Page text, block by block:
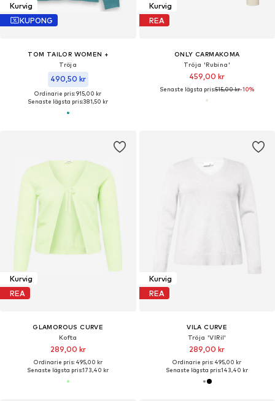
Kurvig
KUPONG
TOM TAILOR WOMEN +
Tröja
490,50 kr
Ordinarie pris: 915,00 kr
Senaste lägsta pris:381,50 kr
Kurvig
REA
ONLY CARMAKOMA
Tröja 'Rubina'
459,00 kr
Senaste lägsta pris:515,00 kr-10%
Kurvig
REA
GLAMOROUS CURVE
Kofta
289,00 kr
Ordinarie pris: 495,00 kr
Senaste lägsta pris:173,40 kr
Kurvig
REA
VILA CURVE
Tröja 'VIRil'
289,00 kr
Ordinarie pris: 495,00 kr
Senaste lägsta pris:143,40 kr